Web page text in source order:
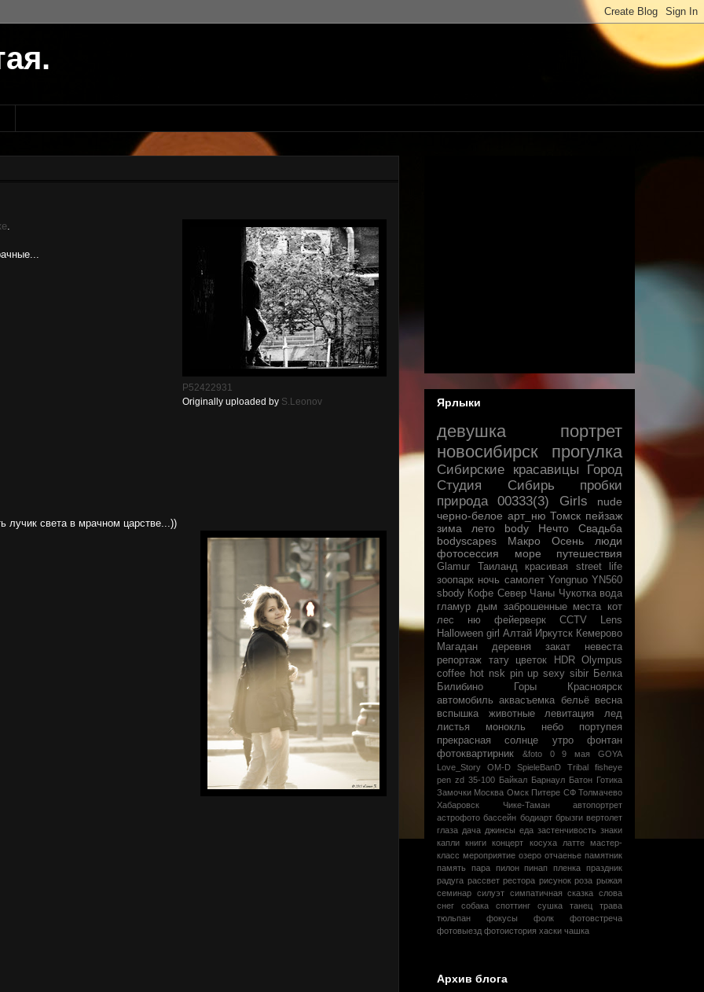
P52422931
Originally uploaded by S.Leonov
лучик света в мрачном царстве...))
Ярлыки
девушка
портрет
новосибирск
прогулка
Сибирские красавицы
Город
Студия
Сибирь
пробки
природа
00333(3) Girls
nude
черно-белое арт_ню Томск пейзаж
зима
лето body Нечто
Свадьба
bodyscapes
Макро Осень
люди
фотосессия
море путешествия
Glamur Таиланд красивая
street life
зоопарк ночь самолет Yongnuo YN560
sbody Кофе Север Чаны Чукотка вода
гламур дым заброшенные места
кот
лес
ню фейерверк
CCTV Lens
Halloween girl Алтай Иркутск Кемерово
Магадан
деревня закат
невеста
репортаж
тату цветок HDR
Olympus
coffee hot nsk pin up sexy sibir Белка
Билибино
Горы
Красноярск
автомобиль аквасъемка бельё весна
вспышка
животные левитация
лед
листья
монокль небо
портупея
прекрасная
солнце утро
фонтан
фотоквартирник
&foto 0 9 мая
GOYA
Love_Story
OM-D SpieleBanD Tribal
fisheye
pen zd 35-100 Байкал Барнаул Батон Готика
Замочки Москва Омск Питере СФ Толмачево
Хабаровск
Чике-Таман
автопортрет
астрофото бассейн бодиарт брызги вертолет
глаза дача джинсы еда застенчивость знаки
капли
книги концерт косуха латте
мастер-
класс мероприятие озеро отчаенье памятник
память
пара пилон пинап пленка праздник
радуга рассвет рестора рисунок роза рыжая
семинар силуэт симпатичная сказка слова
снег
собака споттинг сушка танец
трава
тюльпан
фокусы фолк
фотовстреча
фотовыезд фотоистория хаски чашка
Архив блога